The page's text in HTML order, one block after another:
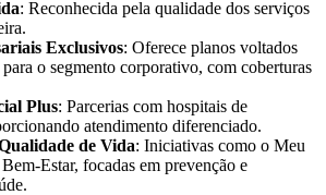
: Reconhecida pela qualidade dos serviços
Exclusivos: Oferece planos voltados
o segmento corporativo, com coberturas
Plus: Parcerias com hospitais de
atendimento diferenciado.
de Vida: Iniciativas como o Meu
Estar, focadas em prevenção e